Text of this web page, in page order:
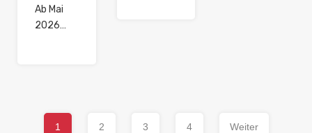
Ab Mai
2026…
1 2 3 4 Weiter